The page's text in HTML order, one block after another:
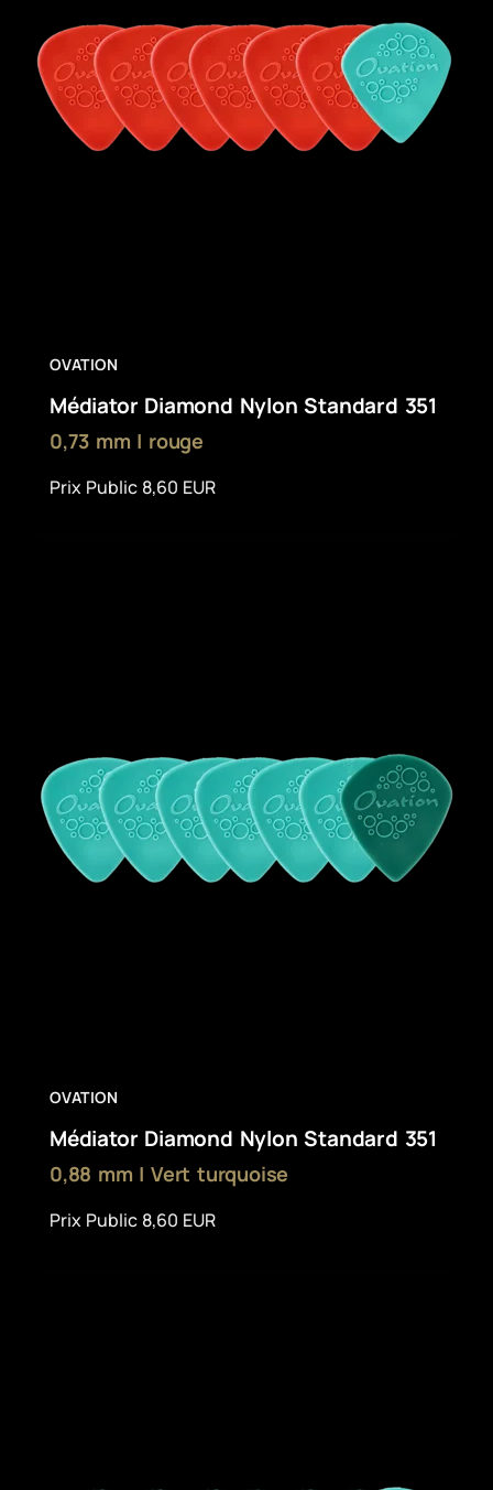
OVATION
Médiator Diamond Nylon Standard 351
0,73 mm | rouge
Prix Public 8,60 EUR
OVATION
Médiator Diamond Nylon Standard 351
0,88 mm | Vert turquoise
Prix Public 8,60 EUR